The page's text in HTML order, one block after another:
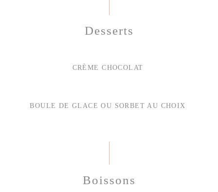
Desserts
CRÈME CHOCOLAT
BOULE DE GLACE OU SORBET AU CHOIX
Boissons